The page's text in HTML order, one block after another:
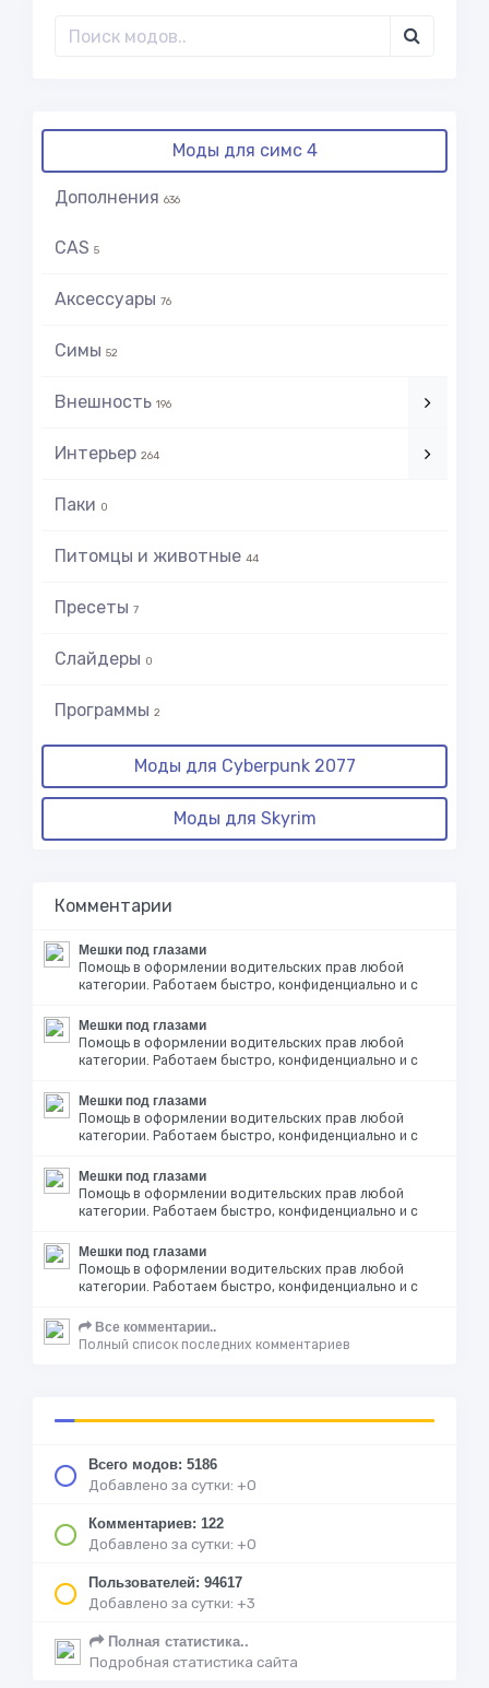
Моды для симс 4
Дополнения 636
CAS 5
Аксессуары 76
Симы 52
Внешность 196
Интерьер 264
Паки 0
Питомцы и животные 44
Пресеты 7
Слайдеры 0
Программы 2
Моды для Cyberpunk 2077
Моды для Skyrim
Комментарии
Мешки под глазами
Помощь в оформлении водительских прав любой
категории. Работаем быстро, конфиденциально и с
Мешки под глазами
Помощь в оформлении водительских прав любой
категории. Работаем быстро, конфиденциально и с
Мешки под глазами
Помощь в оформлении водительских прав любой
категории. Работаем быстро, конфиденциально и с
Мешки под глазами
Помощь в оформлении водительских прав любой
категории. Работаем быстро, конфиденциально и с
Мешки под глазами
Помощь в оформлении водительских прав любой
категории. Работаем быстро, конфиденциально и с
Все комментарии..
Полный список последних комментариев
Всего модов: 5186
Добавлено за сутки: +0
Комментариев: 122
Добавлено за сутки: +0
Пользователей: 94617
Добавлено за сутки: +3
Полная статистика..
Подробная статистика сайта